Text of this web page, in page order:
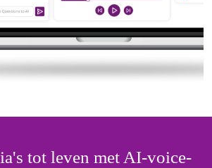
tot leven met AI-voice-